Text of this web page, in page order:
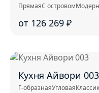
ПрямаяС островомМодерн
от 126 269 ₽
Кухня Айвори 003
Г-образнаяУгловая